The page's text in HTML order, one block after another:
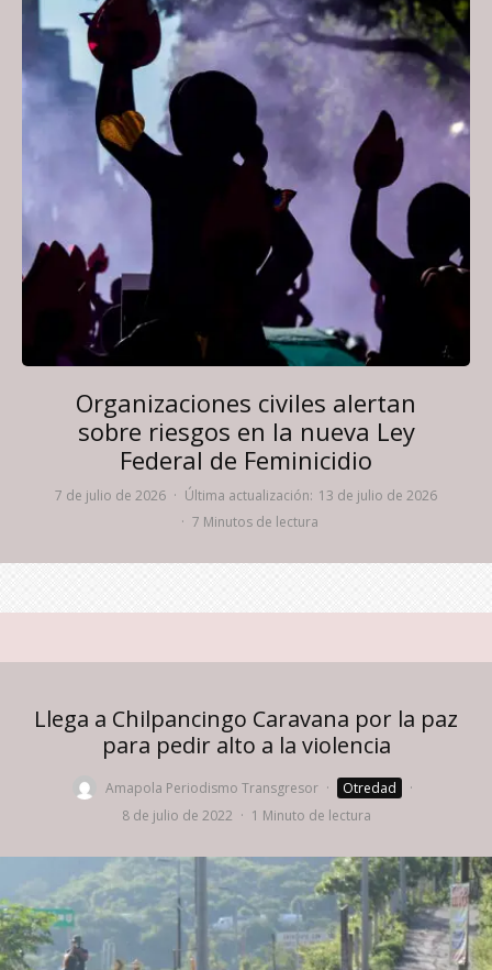
Organizaciones civiles alertan
sobre riesgos en la nueva Ley
Federal de Feminicidio
7 de julio de 2026 · Última actualización: 13 de julio de 2026
· 7 Minutos de lectura
Llega a Chilpancingo Caravana por la paz
para pedir alto a la violencia
Amapola Periodismo Transgresor · Otredad
·
8 de julio de 2022 · 1 Minuto de lectura